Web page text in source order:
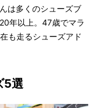
は多くのシューズブ
20年以上。 47歳でマラ
も走るシューズアド
5選